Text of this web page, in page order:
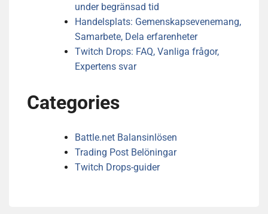
under begränsad tid
Handelsplats: Gemenskapsevenemang,
Samarbete, Dela erfarenheter
Twitch Drops: FAQ, Vanliga frågor,
Expertens svar
Categories
Battle.net Balansinlösen
Trading Post Belöningar
Twitch Drops-guider